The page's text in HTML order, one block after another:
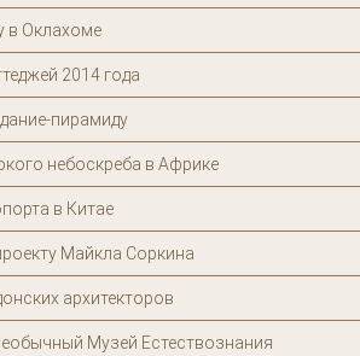
в Оклахоме
2014 года
пирамиду
небоскреба в Африке
в Китае
Майкла Соркина
архитекторов
Музей Естествознания